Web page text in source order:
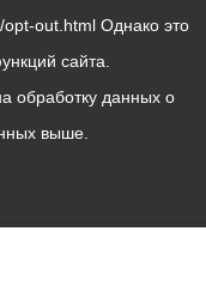
out.html Однако это
сайта.
обработку данных о
выше.